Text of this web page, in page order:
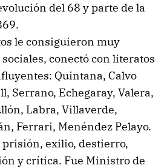
del 68 y parte de la
le consiguieron muy
conectó con literatos
Quintana, Calvo
Serrano, Echegaray, Valera,
Labra, Villaverde,
Ferrari, Menéndez Pelayo.
prisión, exilio, destierro,
y crítica. Fue Ministro de